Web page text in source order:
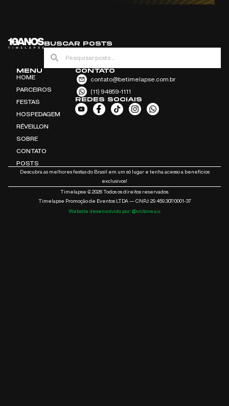
BUSCAR POSTS
MENU
HOME
PARCEIROS
FESTAS
HOSPEDAGEM
RÉVEILLON
SOBRE
CONTATO
POSTS
CONTATO
contato@betimelapse.com.br
(11) 94859-1111
REDES SOCIAIS
Descubra as melhores festas do Brasil em um só lugar e tenha acesso a benefícios
exclusivos!
Timelapse ₢ 2026 Todos os direitos reservados.
Timelapse Promoção de Eventos LTDA — CNPJ: 29.459.307/0001-37
Website desenvolvido por: @victorwuix